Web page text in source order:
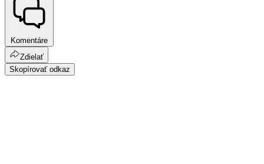
Komentáre
Zdielať
Skopírovať odkaz